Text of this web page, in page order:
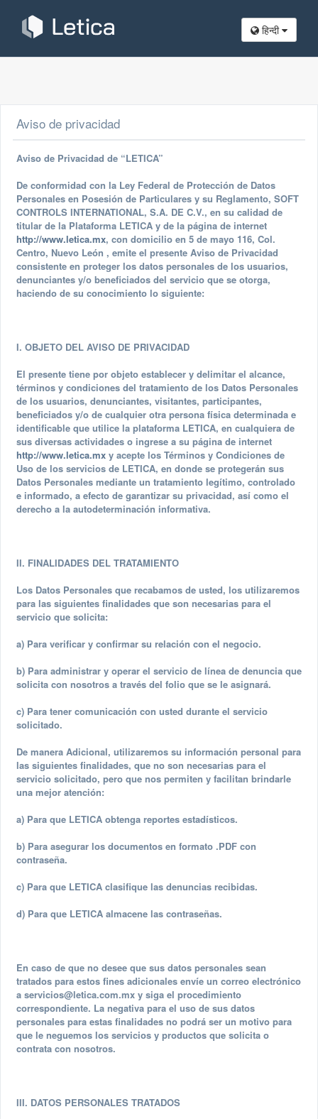
हिन्दी
Aviso de privacidad
Aviso de Privacidad de “LETICA”
De conformidad con la Ley Federal de Protección de Datos
Personales en Posesión de Particulares y su Reglamento, SOFT
CONTROLS INTERNATIONAL, S.A. DE C.V., en su calidad de
titular de la Plataforma LETICA y de la página de internet
http://www.letica.mx, con domicilio en 5 de mayo 116, Col.
Centro, Nuevo León , emite el presente Aviso de Privacidad
consistente en proteger los datos personales de los usuarios,
denunciantes y/o beneficiados del servicio que se otorga,
haciendo de su conocimiento lo siguiente:
I. OBJETO DEL AVISO DE PRIVACIDAD
El presente tiene por objeto establecer y delimitar el alcance,
términos y condiciones del tratamiento de los Datos Personales
de los usuarios, denunciantes, visitantes, participantes,
beneficiados y/o de cualquier otra persona física determinada e
identificable que utilice la plataforma LETICA, en cualquiera de
sus diversas actividades o ingrese a su página de internet
http://www.letica.mx y acepte los Términos y Condiciones de
Uso de los servicios de LETICA, en donde se protegerán sus
Datos Personales mediante un tratamiento legítimo, controlado
e informado, a efecto de garantizar su privacidad, así como el
derecho a la autodeterminación informativa.
II. FINALIDADES DEL TRATAMIENTO
Los Datos Personales que recabamos de usted, los utilizaremos
para las siguientes finalidades que son necesarias para el
servicio que solicita:
a) Para verificar y confirmar su relación con el negocio.
b) Para administrar y operar el servicio de línea de denuncia que
solicita con nosotros a través del folio que se le asignará.
c) Para tener comunicación con usted durante el servicio
solicitado.
De manera Adicional, utilizaremos su información personal para
las siguientes finalidades, que no son necesarias para el
servicio solicitado, pero que nos permiten y facilitan brindarle
una mejor atención:
a) Para que LETICA obtenga reportes estadísticos.
b) Para asegurar los documentos en formato .PDF con
contraseña.
c) Para que LETICA clasifique las denuncias recibidas.
d) Para que LETICA almacene las contraseñas.
En caso de que no desee que sus datos personales sean
tratados para estos fines adicionales envíe un correo electrónico
a servicios@letica.com.mx y siga el procedimiento
correspondiente. La negativa para el uso de sus datos
personales para estas finalidades no podrá ser un motivo para
que le neguemos los servicios y productos que solicita o
contrata con nosotros.
III. DATOS PERSONALES TRATADOS